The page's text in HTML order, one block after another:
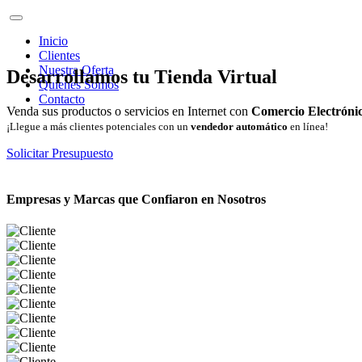
Inicio
Clientes
Nuestra Oferta
Quienes Somos
Contacto
Desarrollamos tu Tienda Virtual
Venda sus productos o servicios en Internet con Comercio
¡Llegue a más clientes potenciales con un vendedor automático en línea!
Solicitar Presupuesto
Empresas y Marcas que Confiaron en Nosotros